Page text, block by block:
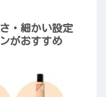
・細かい設定
がおすすめ